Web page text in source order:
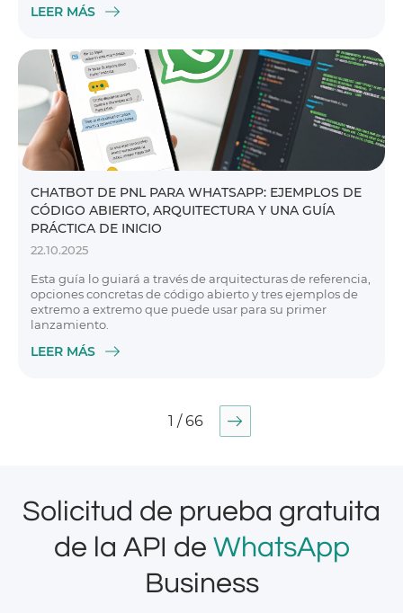
LEER MÁS
CHATBOT DE PNL PARA WHATSAPP: EJEMPLOS DE
CÓDIGO ABIERTO, ARQUITECTURA Y UNA GUÍA
PRÁCTICA DE INICIO
22.10.2025
Esta guía lo guiará a través de arquitecturas de referencia,
opciones concretas de código abierto y tres ejemplos de
extremo a extremo que puede usar para su primer
lanzamiento.
LEER MÁS
1 / 66
Solicitud de prueba gratuita
de la API de WhatsApp
Business